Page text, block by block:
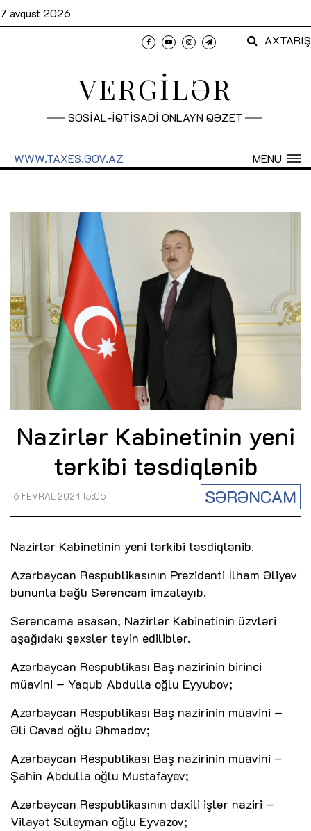
7 avqust 2026
AXTARIŞ
VERGİLƏR
SOSİAL-İQTİSADİ ONLAYN QƏZET
MENU
WWW.TAXES.GOV.AZ
Nazirlər Kabinetinin yeni
tərkibi təsdiqlənib
SƏRƏNCAM
16 FEVRAL 2024 15:05
Nazirlər Kabinetinin yeni tərkibi təsdiqlənib.
Azərbaycan Respublikasının Prezidenti İlham Əliyev
bununla bağlı Sərəncam imzalayıb.
Sərəncama əsasən, Nazirlər Kabinetinin üzvləri
aşağıdakı şəxslər təyin ediliblər.
Azərbaycan Respublikası Baş nazirinin birinci
müavini – Yaqub Abdulla oğlu Eyyubov;
Azərbaycan Respublikası Baş nazirinin müavini –
Əli Cavad oğlu Əhmədov;
Azərbaycan Respublikası Baş nazirinin müavini –
Şahin Abdulla oğlu Mustafayev;
Azərbaycan Respublikasının daxili işlər naziri –
Vilayət Süleyman oğlu Eyvazov;